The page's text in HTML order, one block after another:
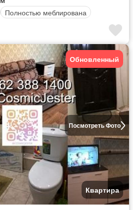
Полностью меблирована
Посмотреть Фото
Обновленный
Квартира